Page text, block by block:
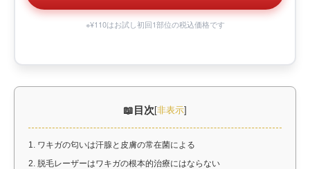
※¥110はお試し初回1部位の税込価格です
目次 [非表示]
1. ワキガの匂いは汗腺と皮膚の常在菌による
2. 脱毛レーザーはワキガの根本的治療にはならない